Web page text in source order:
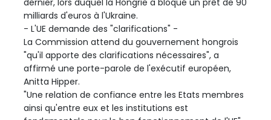
milliards d'euros à l'Ukraine.
- L'UE demande des "clarifications" -
La Commission attend du gouvernement hongrois
"qu'il apporte des clarifications nécessaires", a
affirmé une porte-parole de l'exécutif européen,
Anitta Hipper.
"Une relation de confiance entre les Etats membres
ainsi qu'entre eux et les institutions est